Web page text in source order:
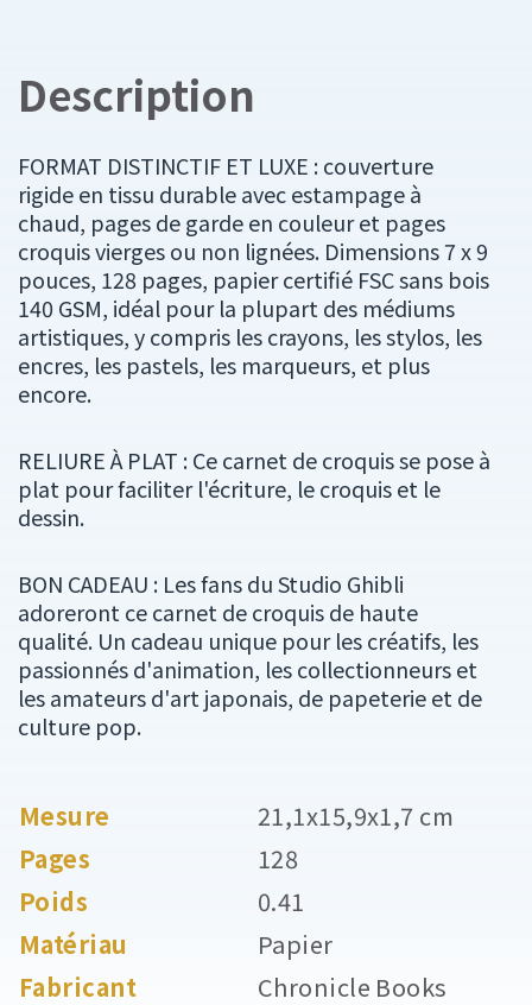
Description
FORMAT DISTINCTIF ET LUXE : couverture
rigide en tissu durable avec estampage à
chaud, pages de garde en couleur et pages
croquis vierges ou non lignées. Dimensions 7 x 9
pouces, 128 pages, papier certifié FSC sans bois
140 GSM, idéal pour la plupart des médiums
artistiques, y compris les crayons, les stylos, les
encres, les pastels, les marqueurs, et plus
encore.
RELIURE À PLAT : Ce carnet de croquis se pose à
plat pour faciliter l'écriture, le croquis et le
dessin.
BON CADEAU : Les fans du Studio Ghibli
adoreront ce carnet de croquis de haute
qualité. Un cadeau unique pour les créatifs, les
passionnés d'animation, les collectionneurs et
les amateurs d'art japonais, de papeterie et de
culture pop.
Mesure
21,1x15,9x1,7 cm
Pages
128
Poids
0.41
Matériau
Papier
Fabricant
Chronicle Books